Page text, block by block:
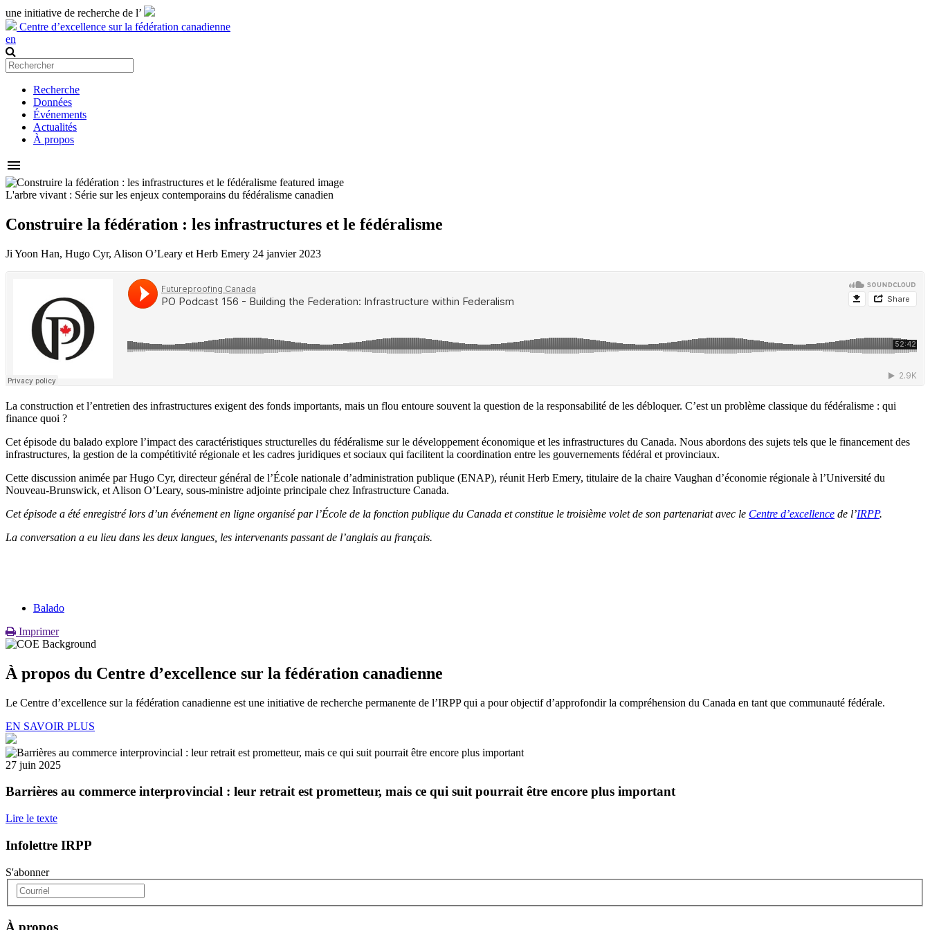
une initiative de recherche de l’
Centre d’excellence sur la fédération canadienne
en
Recherche
Données
Événements
Actualités
À propos
menu
L'arbre vivant : Série sur les enjeux contemporains du fédéralisme canadien
Construire la fédération : les infrastructures et le fédéralisme
Ji Yoon Han, Hugo Cyr, Alison O’Leary et Herb Emery 24 janvier 2023
La construction et l’entretien des infrastructures exigent des fonds importants, mais un flou entoure souvent la question de la responsabilité de les débloquer. C’est un problème classique du fédéralisme : qui
finance quoi ?
Cet épisode du balado explore l’impact des caractéristiques structurelles du fédéralisme sur le développement économique et les infrastructures du Canada. Nous abordons des sujets tels que le financement des
infrastructures, la gestion de la compétitivité régionale et les cadres juridiques et sociaux qui facilitent la coordination entre les gouvernements fédéral et provinciaux.
Cette discussion animée par Hugo Cyr, directeur général de l’École nationale d’administration publique (ENAP), réunit Herb Emery, titulaire de la chaire Vaughan d’économie régionale à l’Université du
Nouveau-Brunswick, et Alison O’Leary, sous-ministre adjointe principale chez Infrastructure Canada.
Cet épisode a été enregistré lors d’un événement en ligne organisé par l’École de la fonction publique du Canada et constitue le troisième volet de son partenariat avec le Centre d’excellence de l’IRPP.
La conversation a eu lieu dans les deux langues, les intervenants passant de l’anglais au français.
Balado
Imprimer
À propos du Centre d’excellence sur la fédération canadienne
Le Centre d’excellence sur la fédération canadienne est une initiative de recherche permanente de l’IRPP qui a pour objectif d’approfondir la compréhension du Canada en tant que communauté fédérale.
EN SAVOIR PLUS
27 juin 2025
Barrières au commerce interprovincial : leur retrait est prometteur, mais ce qui suit pourrait être encore plus important
Lire le texte
Infolettre IRPP
S'abonner
À propos